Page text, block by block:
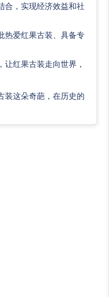
合，实现经济效益和社
热爱红果古装、具备专
红果古装走向世界，
装这朵奇葩，在历史的